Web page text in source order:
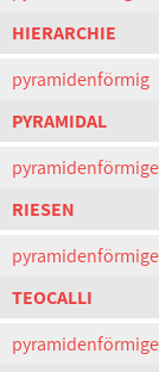
HIERARCHIE
pyramidenförmig
PYRAMIDAL
RIESEN
TEOCALLI